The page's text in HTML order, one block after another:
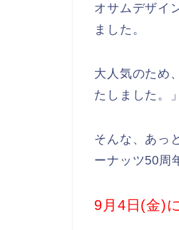
オサムデザイ
ました。
大人気のため
たしました。
そんな、あっ
ーナッツ50周
9月4日(金)